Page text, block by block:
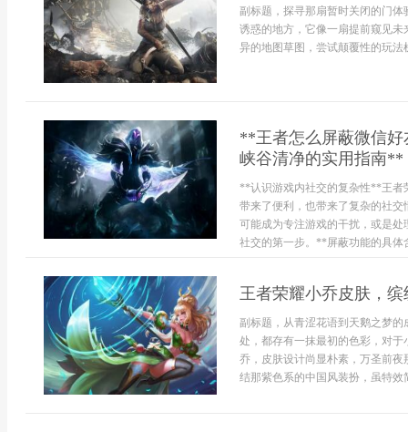
副标题，探寻那扇暂时关闭的门
诱惑的地方，它像一扇提前窥见
异的地图草图，尝试颠覆性的玩法
**王者怎么屏蔽微信
峡谷清净的实用指南**
**认识游戏内社交的复杂性**王者
带来了便利，也带来了复杂的社
可能成为专注游戏的干扰，或是
社交的第一步。**屏蔽功能的具体
王者荣耀小乔皮肤，
副标题，从青涩花语到天鹅之梦
处，都存有一抹最初的色彩，对于
乔，皮肤设计尚显朴素，万圣前
结那紫色系的中国风装扮，虽特效